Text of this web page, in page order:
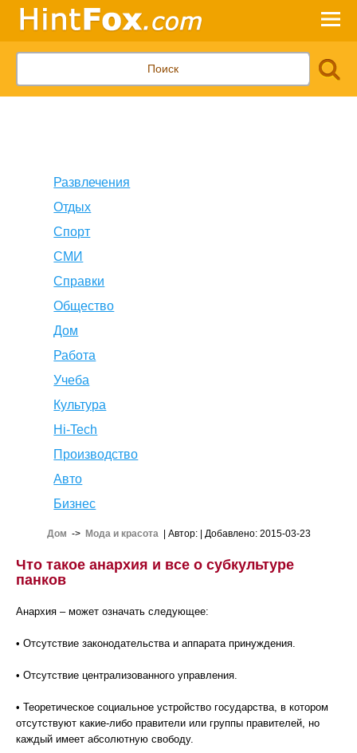
Развлечения
Отдых
Спорт
СМИ
Справки
Общество
Дом
Работа
Учеба
Культура
Hi-Tech
Производство
Авто
Бизнес
Дом -> Мода и красота| Автор: | Добавлено: 2015-03-23
Что такое анархия и все о субкультуре
панков
Анархия – может означать следующее:
• Отсутствие законодательства и аппарата принуждения.
• Отсутствие централизованного управления.
• Теоретическое социальное устройство государства, в котором
отсутствуют какие-либо правители или группы правителей, но
каждый имеет абсолютную свободу.